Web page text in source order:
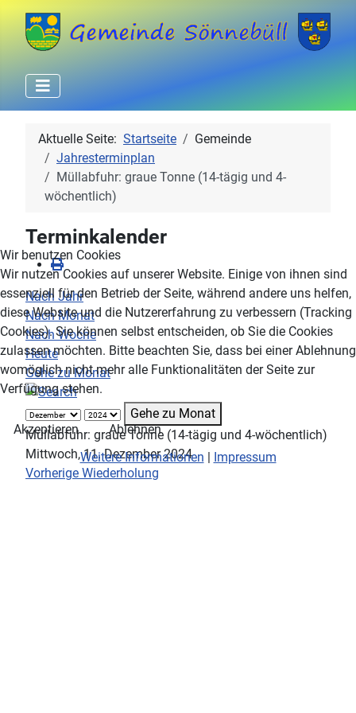
Aktuelle Seite: Startseite
Gemeinde
Jahresterminplan
Müllabfuhr: graue Tonne (14-tägig und 4-
wöchentlich)
Terminkalender
Nach Jahr
Nach Monat
Nach Woche
Heute
Gehe zu Monat
Gehe zu Monat
Müllabfuhr: graue Tonne (14-tägig und 4-wöchentlich)
Mittwoch, 11. Dezember 2024
Vorherige Wiederholung
Wir benutzen Cookies
Wir nutzen Cookies auf unserer Website. Einige von ihnen sind
essenziell für den Betrieb der Seite, während andere uns helfen,
diese Website und die Nutzererfahrung zu verbessern (Tracking
Cookies). Sie können selbst entscheiden, ob Sie die Cookies
zulassen möchten. Bitte beachten Sie, dass bei einer Ablehnung
womöglich nicht mehr alle Funktionalitäten der Seite zur
Verfügung stehen.
Akzeptieren
Ablehnen
Weitere Informationen | Impressum